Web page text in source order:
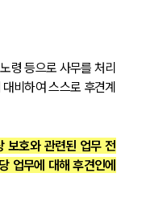
령 등으로 사무를 처리
비하여 스스로 후견계
보호와 관련된 업무 전
업무에 대해 후견인에